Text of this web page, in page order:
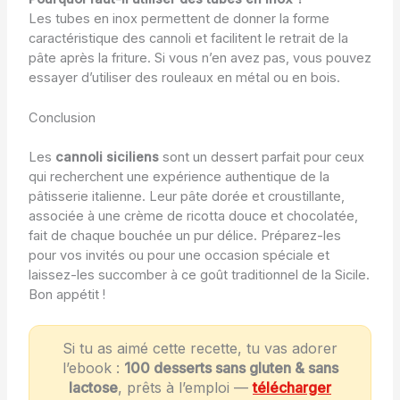
Les tubes en inox permettent de donner la forme
caractéristique des cannoli et facilitent le retrait de la
pâte après la friture. Si vous n’en avez pas, vous pouvez
essayer d’utiliser des rouleaux en métal ou en bois.
Conclusion
Les cannoli sicilienssont un dessert parfait pour ceux
qui recherchent une expérience authentique de la
pâtisserie italienne. Leur pâte dorée et croustillante,
associée à une crème de ricotta douce et chocolatée,
fait de chaque bouchée un pur délice. Préparez-les
pour vos invités ou pour une occasion spéciale et
laissez-les succomber à ce goût traditionnel de la Sicile.
Bon appétit !
Si tu as aimé cette recette, tu vas adorer
l’ebook : 100 desserts sans gluten & sans
lactose, prêts à l’emploi —télécharger